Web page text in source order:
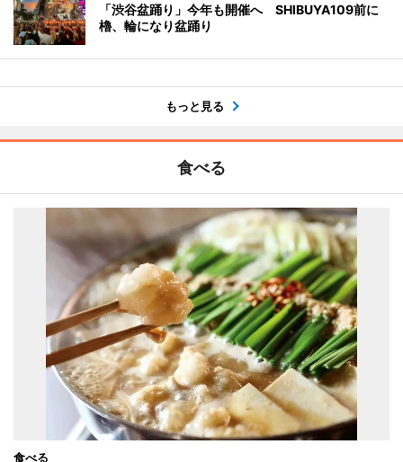
「渋谷盆踊り」今年も開催へ SHIBUYA109前に
櫓、輪になり盆踊り
もっと見る
食べる
食べる